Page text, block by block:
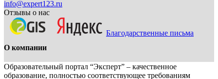
info@expert123.ru
Отзывы о нас
Благодарственные письма
О компании
Образовательный портал “Эксперт” – качественное
образование, полностью соответствующее требованиям